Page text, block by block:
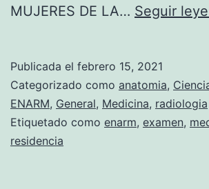
MUJERES DE LA… Seguir
Publicada el febrero 15, 2021
Categorizado como anatomia,
ENARM, General, Medicina, radiologia
Etiquetado como enarm, examen,
residencia